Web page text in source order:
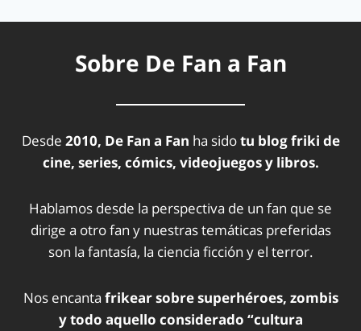
Sobre De Fan a Fan
Desde 2010, De Fan a Fan ha sidotu blog friki de
cine, series, cómics, videojuegos y libros.
Hablamos desde la perspectiva de un fan que se
dirige a otro fan y nuestras temáticas preferidas
son la fantasía, la ciencia ficción y el terror.
Nos encanta frikear sobre superhéroes, zombis
y todo aquello considerado “cultura